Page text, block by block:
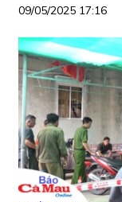
09/05/2025 17:16